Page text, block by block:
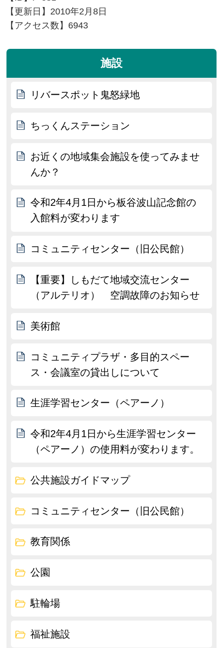
【更新日】 2010年2月8日
【アクセス数】 6943
施設
リバースポット鬼怒緑地
ちっくんステーション
お近くの地域集会施設を使ってみませ
んか？
令和2年4月1日から板谷波山記念館の
入館料が変わります
コミュニティセンター（旧公民館）
【重要】しもだて地域交流センター
（アルテリオ） 空調故障のお知らせ
美術館
コミュニティプラザ・多目的スペー
ス・会議室の貸出しについて
生涯学習センター（ペアーノ）
令和2年4月1日から生涯学習センター
（ペアーノ）の使用料が変わります。
公共施設ガイドマップ
コミュニティセンター（旧公民館）
教育関係
公園
駐輪場
福祉施設